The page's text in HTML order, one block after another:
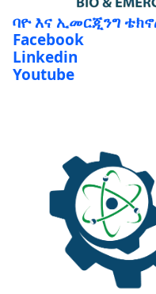
ባዮ እና ኢመርጂንግ
Facebook
Linkedin
Youtube